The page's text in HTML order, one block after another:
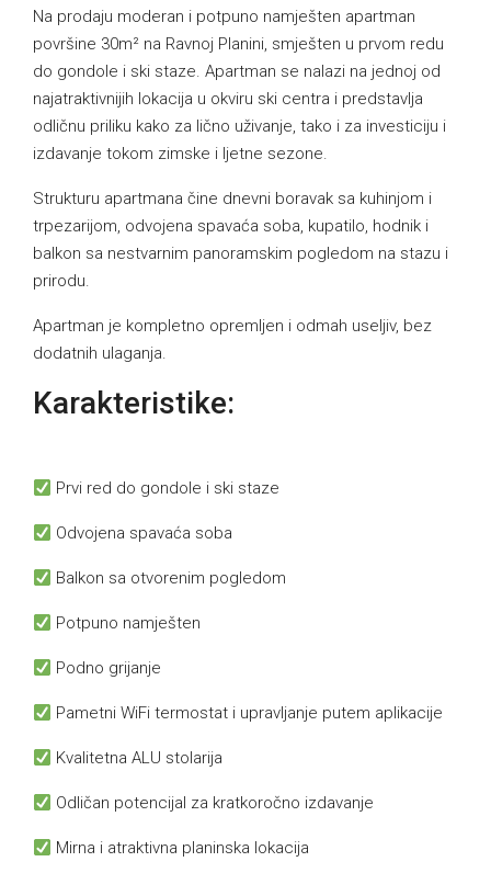
Na prodaju moderan i potpuno namješten apartman
površine 30m² na Ravnoj Planini, smješten u prvom redu
do gondole i ski staze. Apartman se nalazi na jednoj od
najatraktivnijih lokacija u okviru ski centra i predstavlja
odličnu priliku kako za lično uživanje, tako i za investiciju i
izdavanje tokom zimske i ljetne sezone.
Strukturu apartmana čine dnevni boravak sa kuhinjom i
trpezarijom, odvojena spavaća soba, kupatilo, hodnik i
balkon sa nestvarnim panoramskim pogledom na stazu i
prirodu.
Apartman je kompletno opremljen i odmah useljiv, bez
dodatnih ulaganja.
Karakteristike:
Prvi red do gondole i ski staze
Odvojena spavaća soba
Balkon sa otvorenim pogledom
Potpuno namješten
Podno grijanje
Pametni WiFi termostat i upravljanje putem aplikacije
Kvalitetna ALU stolarija
Odličan potencijal za kratkoročno izdavanje
Mirna i atraktivna planinska lokacija